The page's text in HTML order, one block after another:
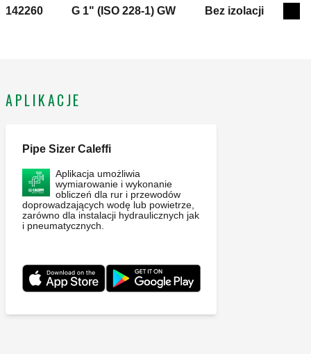
142260 G 1" (ISO 228-1) GW Bez izolacji
APLIKACJE
Pipe Sizer Caleffi
Aplikacja umożliwia
wymiarowanie i wykonanie
obliczeń dla rur i przewodów
doprowadzających wodę lub powietrze,
zarówno dla instalacji hydraulicznych jak
i pneumatycznych.